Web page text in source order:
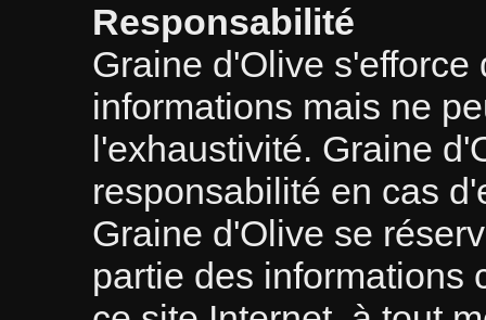
Responsabilité
Graine d'Olive
informations mais ne
l'exhaustivité. Graine
responsabilité en cas
Graine d'Olive se
partie des informations